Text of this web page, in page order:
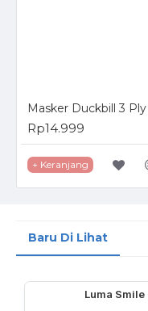
Rp14.999
+ Keranjang
Baru Di Lihat